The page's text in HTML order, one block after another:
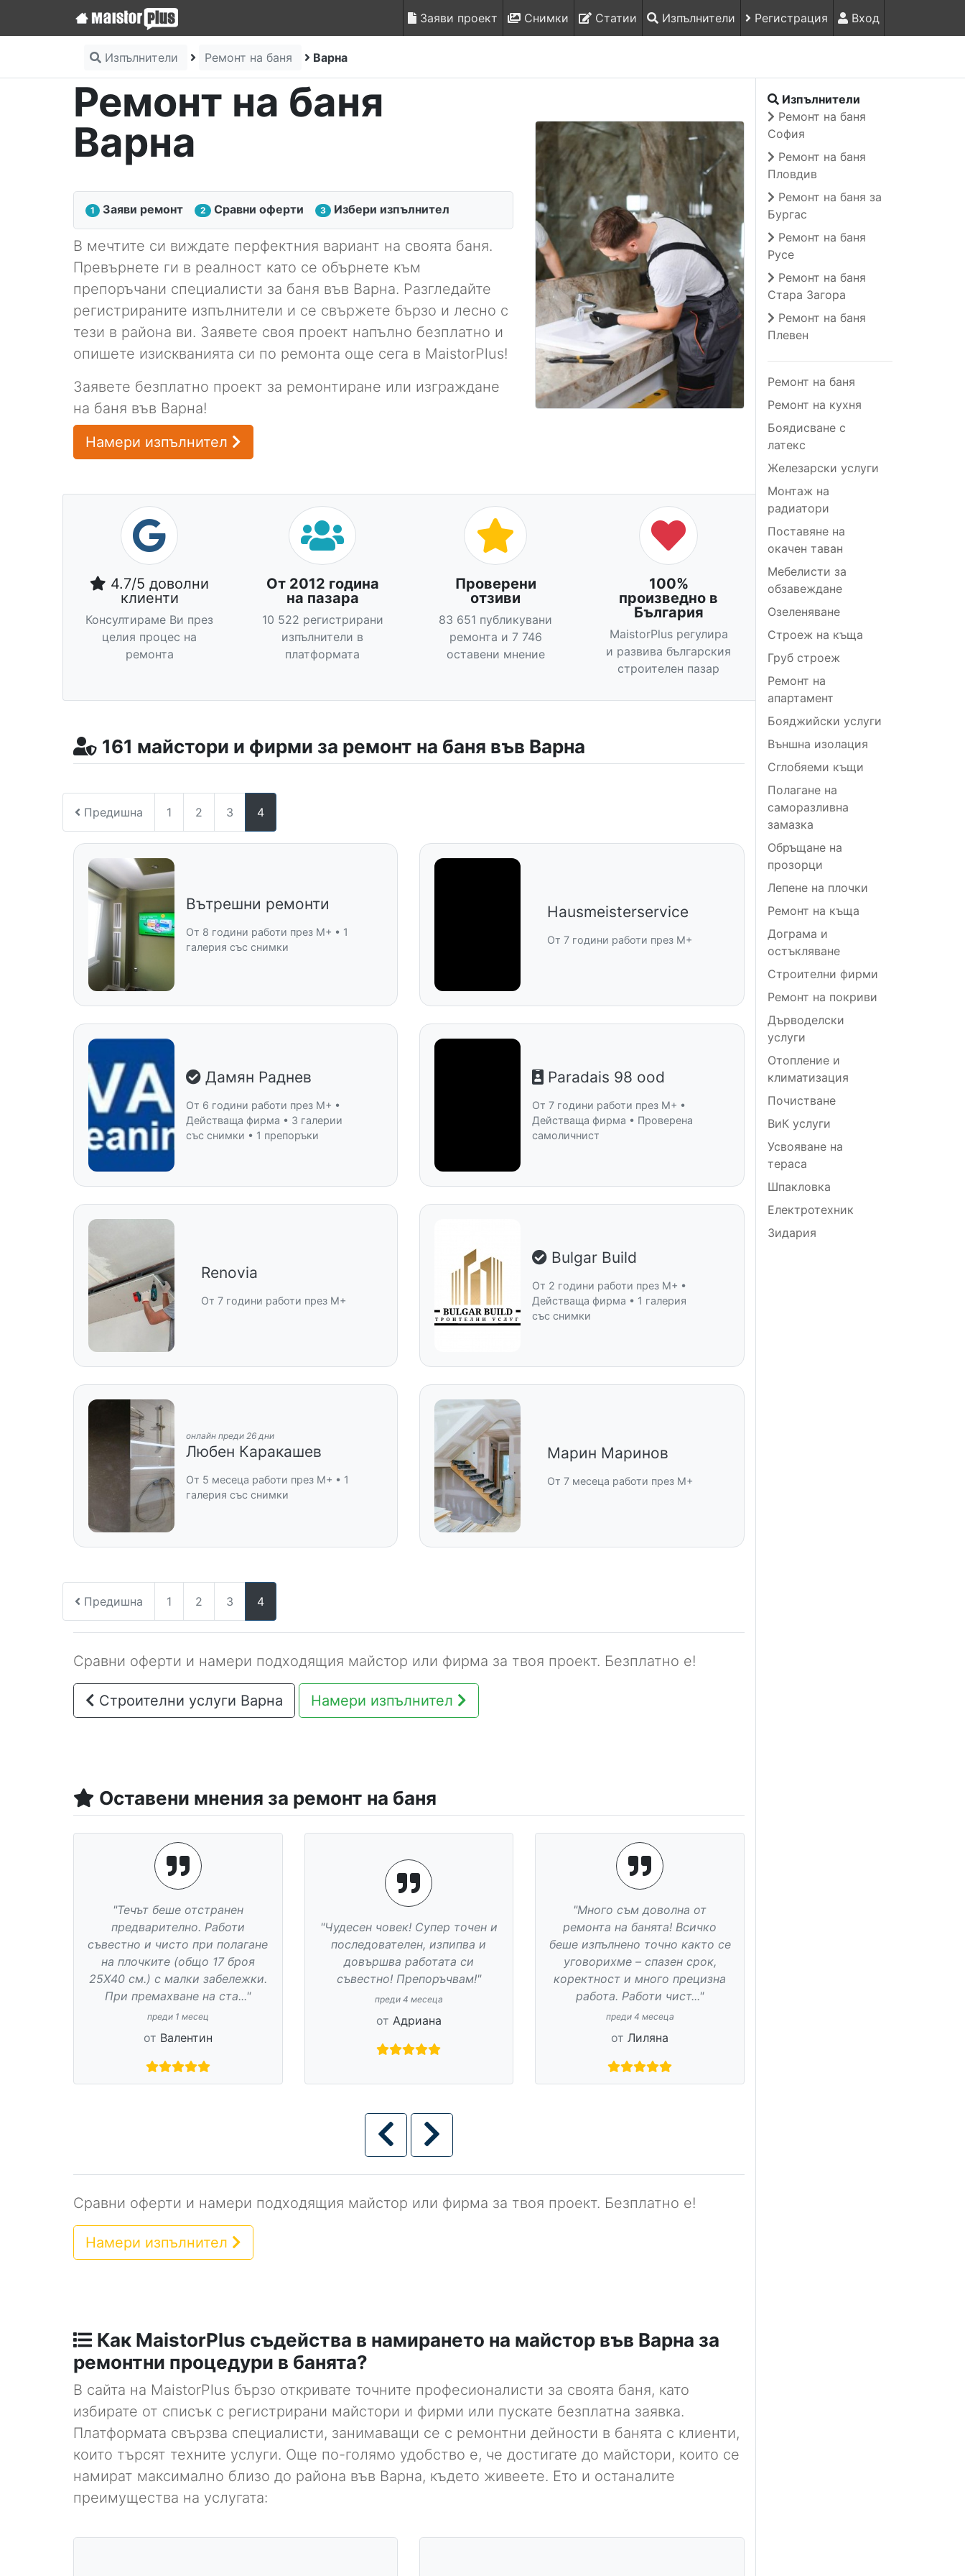
Заяви проект Снимки Статии Изпълнители Регистрация Вход
Изпълнители Ремонт на баня Варна
Ремонт на баня
Варна
1 Заяви ремонт 2 Сравни оферти 3 Избери изпълнител
В мечтите си виждате перфектния вариант на своята баня.
Превърнете ги в реалност като се обърнете към
препоръчани специалисти за баня във Варна. Разгледайте
регистрираните изпълнители и се свържете бързо и лесно с
тези в района ви. Заявете своя проект напълно безплатно и
опишете изискванията си по ремонта още сега в MaistorPlus!
Заявете безплатно проект за ремонтиране или изграждане
на баня във Варна!
Намери изпълнител
4.7/5 доволни
клиенти
Консултираме Ви през
целия процес на
ремонта
От 2012 година
на пазара
10 522 регистрирани
изпълнители в
платформата
Проверени
отзиви
83 651 публикувани
ремонта и 7 746
оставени мнение
100%
произведно в
България
MaistorPlus регулира
и развива българския
строителен пазар
161 майстори и фирми за ремонт на баня във Варна
Предишна 1 2 3 4
Вътрешни ремонти
От 8 години работи през M+ • 1
галерия със снимки
Hausmeisterservice
От 7 години работи през M+
Дамян Раднев
От 6 години работи през M+ •
Действаща фирма • 3 галерии
със снимки • 1 препоръки
Paradais 98 ood
От 7 години работи през M+ •
Действаща фирма • Проверена
самоличнист
Renovia
От 7 години работи през M+
Bulgar Build
От 2 години работи през M+ •
Действаща фирма • 1 галерия
със снимки
онлайн преди 26 дни
Любен Каракашев
От 5 месеца работи през M+ • 1
галерия със снимки
Марин Маринов
От 7 месеца работи през M+
Предишна 1 2 3 4
Сравни оферти и намери подходящия майстор или фирма за твоя проект. Безплатно е!
Строителни услуги Варна Намери изпълнител
Оставени мнения за ремонт на баня
"Изключително доволна съм!
Много внимателен, работи
качествено и професионално, с
договор. Определено
препоръчвам!"
"Много съм доволен. Работата
беше извършена перфектно, в
срок и на нормална цена.
Определено препоръчвам!"
преди 8 месеца
отСимеон
"Рядко се намират толкова
точни и отговорни хора. Колю е
един от тях. Всяко едно нещо,
което съм поискал, той лично е
изготвил оферта за него и е
пресм..."
преди 11 месеца
от Стивън
Сравни оферти и намери подходящия майстор или фирма за твоя проект. Безплатно е!
Намери изпълнител
Как MaistorPlus съдейства в намирането на майстор във Варна за
ремонтни процедури в банята?
В сайта на MaistorPlus бързо откривате точните професионалисти за своята баня, като
избирате от списък с регистрирани майстори и фирми или пускате безплатна заявка.
Платформата свързва специалисти, занимаващи се с ремонтни дейности в банята с клиенти,
които търсят техните услуги. Още по-голямо удобство е, че достигате до майстори, които се
намират максимално близо до района във Варна, където живеете. Ето и останалите
преимущества на услугата:
Изпълнители
Ремонт на баня
София
Ремонт на баня
Пловдив
Ремонт на баня за
Бургас
Ремонт на баня
Русе
Ремонт на баня
Стара Загора
Ремонт на баня
Плевен
Ремонт на баня
Ремонт на кухня
Боядисване с
латекс
Железарски услуги
Монтаж на
радиатори
Поставяне на
окачен таван
Мебелисти за
обзавеждане
Озеленяване
Строеж на къща
Груб строеж
Ремонт на
апартамент
Бояджийски услуги
Външна изолация
Сглобяеми къщи
Полагане на
саморазливна
замазка
Обръщане на
прозорци
Лепене на плочки
Ремонт на къща
Дограма и
остъкляване
Строителни фирми
Ремонт на покриви
Дърводелски
услуги
Отопление и
климатизация
Почистване
ВиК услуги
Усвояване на
тераса
Шпакловка
Електротехник
Зидария